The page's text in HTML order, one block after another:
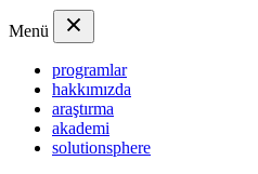
Menü
programlar
hakkımızda
araştırma
akademi
solutionsphere